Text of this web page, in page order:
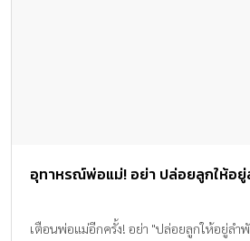
อุทาหรณ์พ่อแม่! อย่า ปล่อยลูกให้อยู่
เตือนพ่อแม่อีกครั้ง! อย่า "ปล่อยลูกให้อยู่ลำ